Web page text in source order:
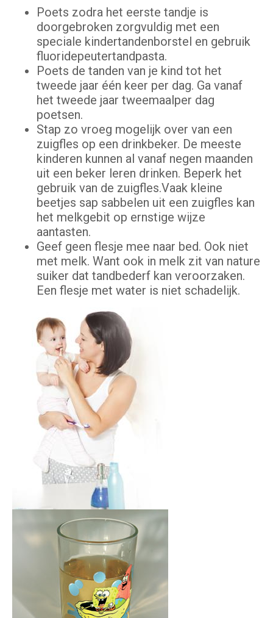
Poets zodra het eerste tandje is
doorgebroken zorgvuldig met een
speciale kindertandenborstel en gebruik
fluoridepeutertandpasta.
Poets de tanden van je kind tot het
tweede jaar één keer per dag. Ga vanaf
het tweede jaar tweemaalper dag
poetsen.
Stap zo vroeg mogelijk over van een
zuigfles op een drinkbeker. De meeste
kinderen kunnen al vanaf negen maanden
uit een beker leren drinken. Beperk het
gebruik van de zuigfles.Vaak kleine
beetjes sap sabbelen uit een zuigfles kan
het melkgebit op ernstige wijze
aantasten.
Geef geen flesje mee naar bed. Ook niet
met melk. Want ook in melk zit van nature
suiker dat tandbederf kan veroorzaken.
Een flesje met water is niet schadelijk.